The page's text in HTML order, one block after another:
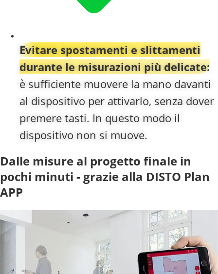
Evitare spostamenti e slittamenti
durante le misurazioni più delicate:
è sufficiente muovere la mano davanti
al dispositivo per attivarlo, senza dover
premere tasti. In questo modo il
dispositivo non si muove.
Dalle misure al progetto finale in
pochi minuti - grazie alla DISTO Plan
APP